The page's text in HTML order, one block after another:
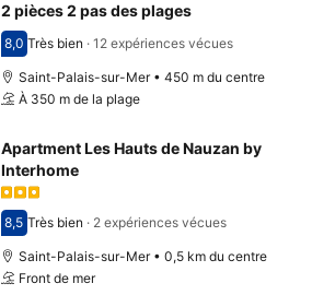
2 pièces 2 pas des plages
Avec une note de 8,0
8,0 Très bien · 12 expériences vécues
Saint-Palais-sur-Mer • 450 m du centre
À 350 m de la plage
Apartment Les Hauts de Nauzan by
Interhome
Avec une note de 8,5
8,5 Très bien · 2 expériences vécues
Saint-Palais-sur-Mer • 0,5 km du centre
Front de mer